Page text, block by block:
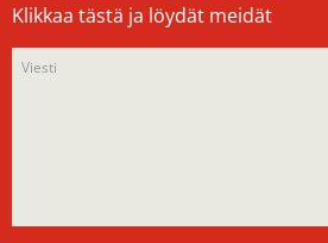
Klikkaa tästä ja löydät meidät